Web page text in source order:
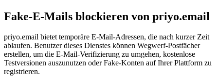
Fake-E-Mails blockieren von priyo.email
priyo.email bietet temporäre E-Mail-Adressen, die nach kurzer Zeit
ablaufen. Benutzer dieses Dienstes können Wegwerf-Postfächer
erstellen, um die E-Mail-Verifizierung zu umgehen, kostenlose
Testversionen auszunutzen oder Fake-Konten auf Ihrer Plattform zu
registrieren.